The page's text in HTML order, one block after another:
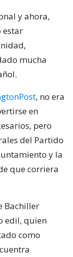
y ahora,
estar
mucha
, no era
en
pero
del Partido
y la
que corriera
Bachiller
edil, quien
como